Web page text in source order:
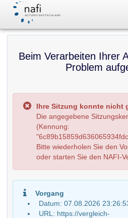
Beim Verarbeiten Ihrer
Problem
Ihre Sitzung konnte nicht
Die angegebene
(Kennung:
Bitte wiederholen Sie den
oder starten Sie den NAFI-
Vorgang
Datum: 07.08.2026
URL: https://vergleich-